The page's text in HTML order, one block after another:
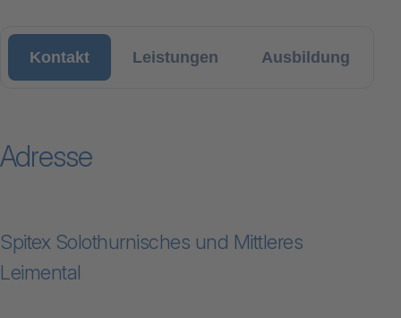
Kontakt Leistungen Ausbildung
Adresse
Spitex Solothurnisches und Mittleres
Leimental